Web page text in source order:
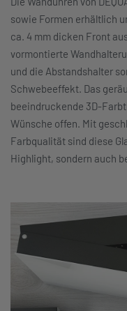
sowie Formen erhältlich
ca. 4 mm dicken Front
vormontierte
und die Abstandshalter
Schwebeeffekt. Das
beeindruckende 3D-
Wünsche offen. Mit
Farbqualität sind diese
Highlight, sondern auch